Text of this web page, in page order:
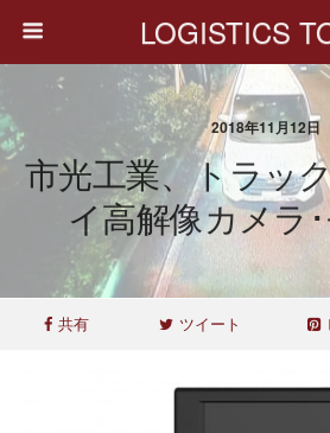
LOGISTICS
2018年11月12日
市光工業、トラッ
イ高解像カメラ
共有 ツイート